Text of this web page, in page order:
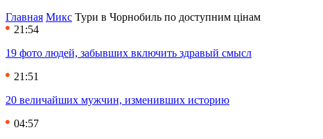
Главная Микс Тури в Чорнобиль по доступним цінам
21:54
19 фото людей, забывших включить здравый смысл
21:51
20 величайших мужчин, изменивших историю
04:57